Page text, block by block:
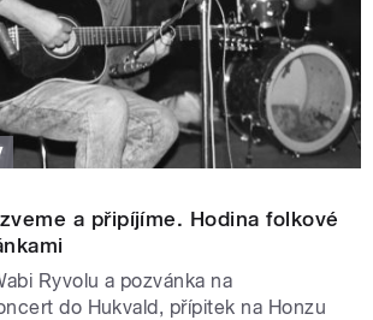
a připíjíme. Hodina folkové
Ryvolu a pozvánka na
do Hukvald, přípitek na Honzu